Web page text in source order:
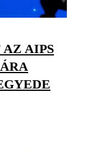
AIPS